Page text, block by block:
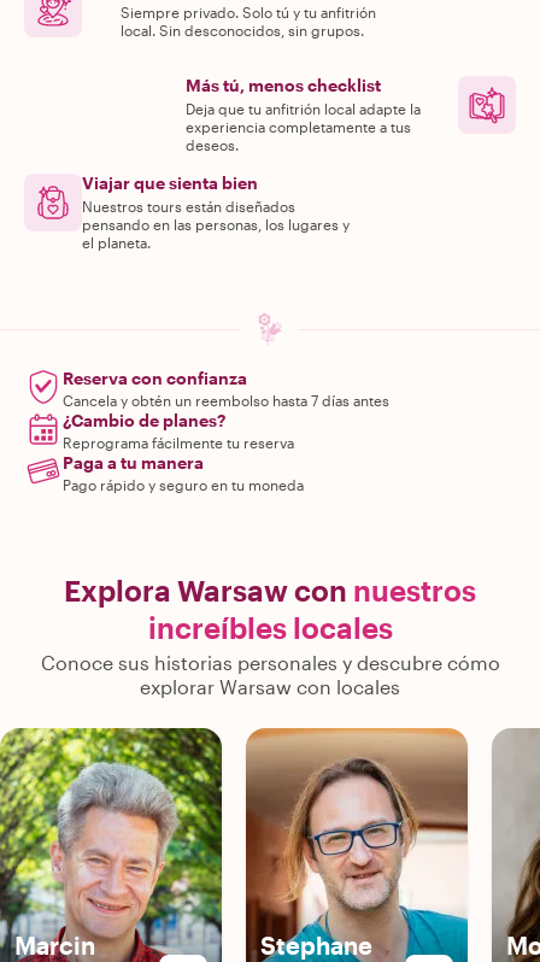
Siempre privado. Solo tú y tu anfitrión
local. Sin desconocidos, sin grupos.
Más tú, menos checklist
Deja que tu anfitrión local adapte la
experiencia completamente a tus
deseos.
Viajar que sienta bien
Nuestros tours están diseñados
pensando en las personas, los lugares y
el planeta.
Reserva con confianza
Cancela y obtén un reembolso hasta 7 días antes
¿Cambio de planes?
Reprograma fácilmente tu reserva
Paga a tu manera
Pago rápido y seguro en tu moneda
Explora Warsaw con nuestros
increíbles locales
Conoce sus historias personales y descubre cómo
explorar Warsaw con locales
Marcin Stephane